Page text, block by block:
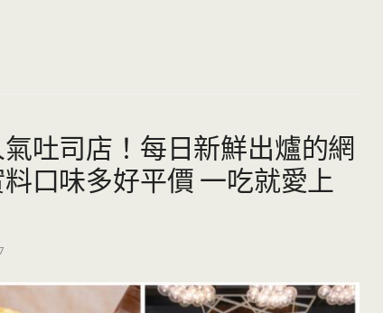
吐司店！每日新鮮出爐的網
口味多好平價 一吃就愛上